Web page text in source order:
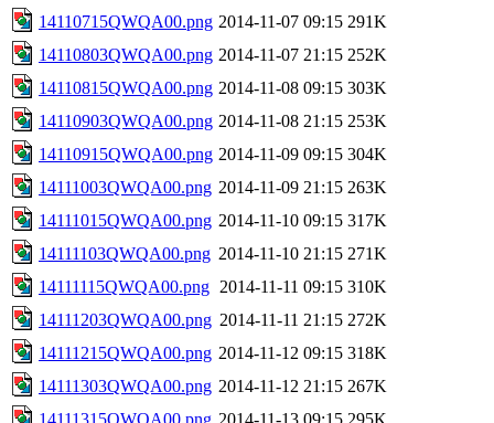
14110715QWQA00.png 2014-11-07 09:15 291K
14110803QWQA00.png 2014-11-07 21:15 252K
14110815QWQA00.png 2014-11-08 09:15 303K
14110903QWQA00.png 2014-11-08 21:15 253K
14110915QWQA00.png 2014-11-09 09:15 304K
14111003QWQA00.png 2014-11-09 21:15 263K
14111015QWQA00.png 2014-11-10 09:15 317K
14111103QWQA00.png 2014-11-10 21:15 271K
14111115QWQA00.png 2014-11-11 09:15 310K
14111203QWQA00.png 2014-11-11 21:15 272K
14111215QWQA00.png 2014-11-12 09:15 318K
14111303QWQA00.png 2014-11-12 21:15 267K
14111315QWQA00.png 2014-11-13 09:15 295K